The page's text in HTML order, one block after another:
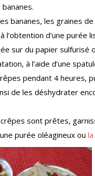
bananes, les graines
l’obtention d’une purée
sur du papier sulfurisé
à l’aide d’une
pendant 4 heures,
de les déshydrater
sont prêtes,
purée oléagineux ou